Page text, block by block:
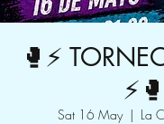
🥊⚡
⚡🥊
Sat 16 May
  |
La